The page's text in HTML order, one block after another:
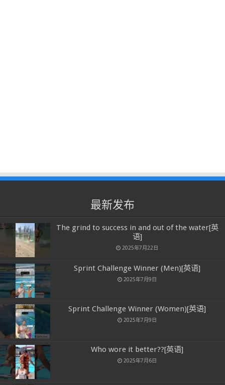
最新发布
The grind to success in and out of the water[英
语]
2025年7月22日
Sprint Challenge Winner (Men)[英语]
2025年7月9日
Sprint Challenge Winner (Women)[英语]
2025年7月9日
Who wore it better??[英语]
2025年7月6日